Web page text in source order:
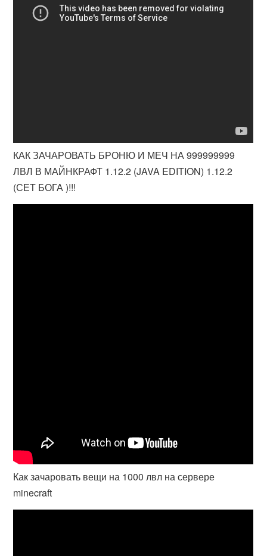
КАК ЗАЧАРОВАТЬ БРОНЮ И МЕЧ НА 999999999
ЛВЛ В МАЙНКРАФТ 1.12.2 (JAVA EDITION) 1.12.2
(СЕТ БОГА )!!!
Как зачаровать вещи на 1000 лвл на сервере
minecraft